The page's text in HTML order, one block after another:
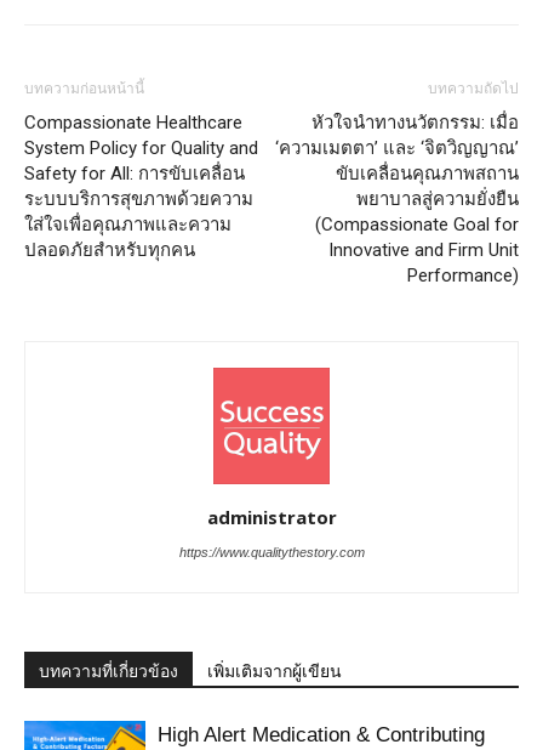
บทความก่อนหน้านี้
Compassionate Healthcare
System Policy for Quality and
Safety for All: การขับเคลื่อน
ระบบบริการสุขภาพด้วยความ
ใส่ใจเพื่อคุณภาพและความ
ปลอดภัยสำหรับทุกคน
บทความถัดไป
หัวใจนำทางนวัตกรรม: เมื่อ
‘ความเมตตา’ และ ‘จิตวิญญาณ’
ขับเคลื่อนคุณภาพสถาน
พยาบาลสู่ความยั่งยืน
(Compassionate Goal for
Innovative and Firm Unit
Performance)
administrator
https://www.qualitythestory.com
บทความที่เกี่ยวข้อง เพิ่มเติมจากผู้เขียน
High Alert Medication & Contributing